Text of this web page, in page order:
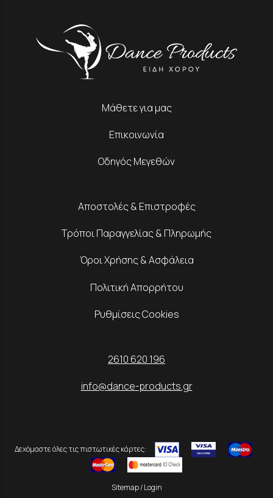
Μάθετε για μας
Επικοινωνία
Οδηγός Μεγεθών
Αποστολές & Επιστροφές
Τρόποι Παραγγελίας & Πληρωμής
Όροι Χρήσης & Ασφάλεια
Πολιτική Απορρήτου
Ρυθμίσεις Cookies
2610 620 196
info@dance-products.gr
Δεχόμαστε όλες τις πιστωτικές κάρτες:
Sitemap/Login